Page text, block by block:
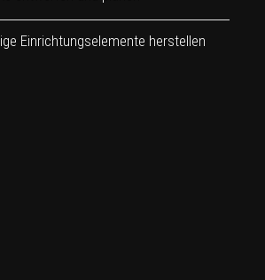
Einrichtungselemente herstellen